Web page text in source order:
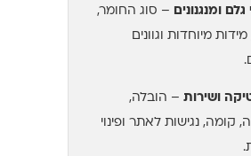
ומנגנונים – סוג החומר,
מידות מיוחדות וגוונים
ושירות – הובלה,
קומה, נגישות לאתר ופינוי